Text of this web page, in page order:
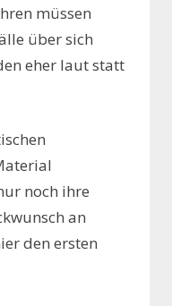
müssen
über sich
eher laut statt
noch ihre
an
den ersten